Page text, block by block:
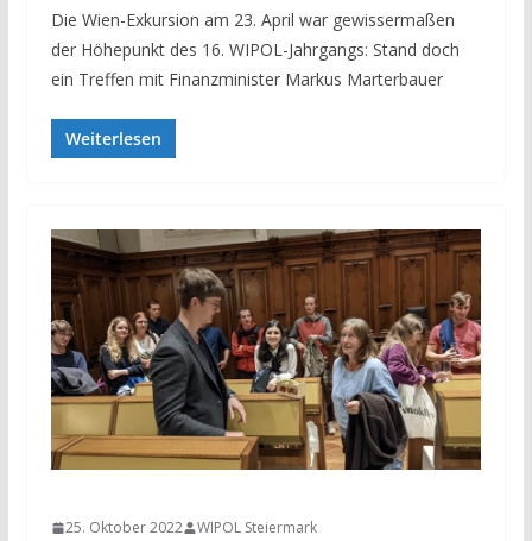
Die Wien-Exkursion am 23. April war gewissermaßen
der Höhepunkt des 16. WIPOL-Jahrgangs: Stand doch
ein Treffen mit Finanzminister Markus Marterbauer
Weiterlesen
25. Oktober 2022 WIPOL Steiermark